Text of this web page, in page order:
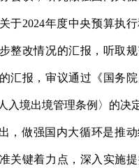
于2024年度中央预算执
整改情况的汇报，听取
汇报，审议通过《国务
入境出境管理条例〉的决
，做强国内大循环是推
关键着力点，深入实施